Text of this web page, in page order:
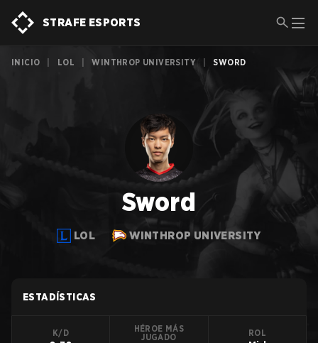
STRAFE ESPORTS
INICIO LOL WINTHROP UNIVERSITY SWORD
Sword
LOL WINTHROP UNIVERSITY
ESTADÍSTICAS
K/D
HÉROE MÁS
JUGADO
ROL